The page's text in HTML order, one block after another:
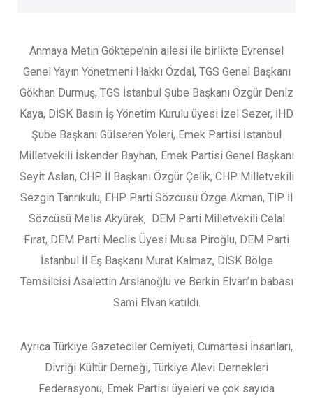
Anmaya Metin Göktepe’nin ailesi ile birlikte Evrensel
Genel Yayın Yönetmeni Hakkı Özdal, TGS Genel Başkanı
Gökhan Durmuş, TGS İstanbul Şube Başkanı Özgür Deniz
Kaya, DİSK Basın İş Yönetim Kurulu üyesi İzel Sezer, İHD
Şube Başkanı Gülseren Yoleri, Emek Partisi İstanbul
Milletvekili İskender Bayhan, Emek Partisi Genel Başkanı
Seyit Aslan, CHP İl Başkanı Özgür Çelik, CHP Milletvekili
Sezgin Tanrıkulu, EHP Parti Sözcüsü Özge Akman, TİP İl
Sözcüsü Melis Akyürek, DEM Parti Milletvekili Celal
Fırat, DEM Parti Meclis Üyesi Musa Piroğlu, DEM Parti
İstanbul İl Eş Başkanı Murat Kalmaz, DİSK Bölge
Temsilcisi Asalettin Arslanoğlu ve Berkin Elvan’ın babası
Sami Elvan katıldı.
Ayrıca Türkiye Gazeteciler Cemiyeti, Cumartesi İnsanları,
Divriği Kültür Derneği, Türkiye Alevi Dernekleri
Federasyonu, Emek Partisi üyeleri ve çok sayıda